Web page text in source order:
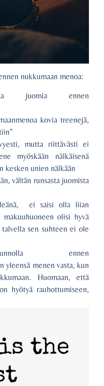
nukkumaan menoa:
juomia ennen
kovia treenejä,
mutta riittävästi ei
myöskään nälkäisenä
kesken unien nälkään
vältän runsasta juomista
ei saisi olla liian
olisi hyvä
sen suhteen ei ole
ennen
yleensä menen vasta, kun
Huomaan, että
hyötyä rauhottumiseen,